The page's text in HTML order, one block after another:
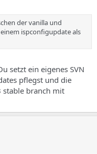
der vanilla und
ispconfigupdate als
setzt ein eigenes SVN
pflegst und die
stable branch mit